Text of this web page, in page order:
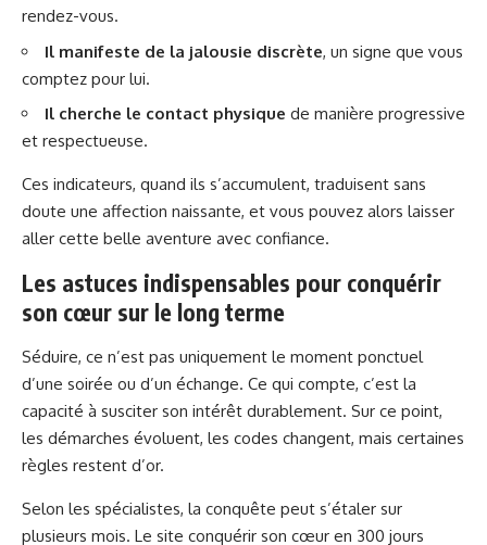
rendez-vous.
Il manifeste de la jalousie discrète, un signe que vous
comptez pour lui.
Il cherche le contact physique de manière progressive
et respectueuse.
Ces indicateurs, quand ils s’accumulent, traduisent sans
doute une affection naissante, et vous pouvez alors laisser
aller cette belle aventure avec confiance.
Les astuces indispensables pour conquérir
son cœur sur le long terme
Séduire, ce n’est pas uniquement le moment ponctuel
d’une soirée ou d’un échange. Ce qui compte, c’est la
capacité à susciter son intérêt durablement. Sur ce point,
les démarches évoluent, les codes changent, mais certaines
règles restent d’or.
Selon les spécialistes, la conquête peut s’étaler sur
plusieurs mois. Le site conquérir son cœur en 300 jours